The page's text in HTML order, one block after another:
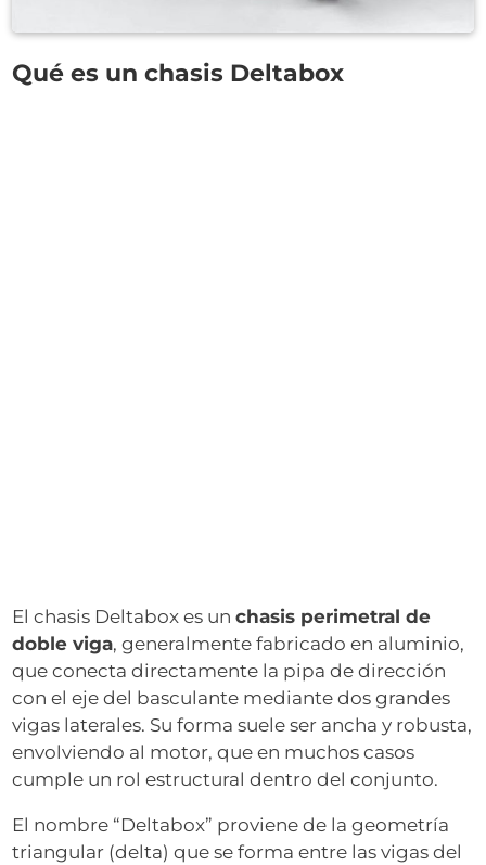
Qué es un chasis Deltabox
El chasis Deltabox es unchasis perimetral de
doble viga, generalmente fabricado en aluminio,
que conecta directamente la pipa de dirección
con el eje del basculante mediante dos grandes
vigas laterales. Su forma suele ser ancha y robusta,
envolviendo al motor, que en muchos casos
cumple un rol estructural dentro del conjunto.
El nombre “Deltabox” proviene de la geometría
triangular (delta) que se forma entre las vigas del